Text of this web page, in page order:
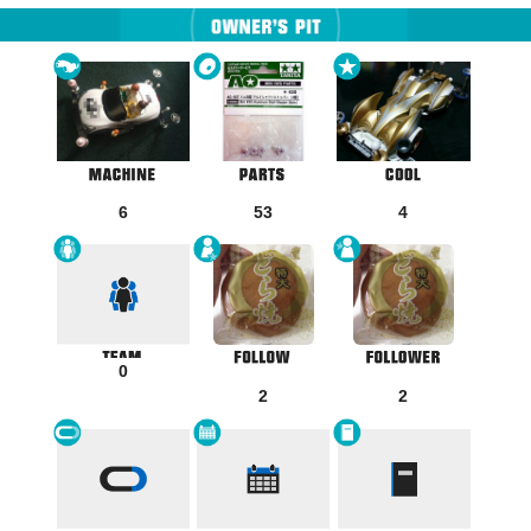
6 53 4
0
2
2